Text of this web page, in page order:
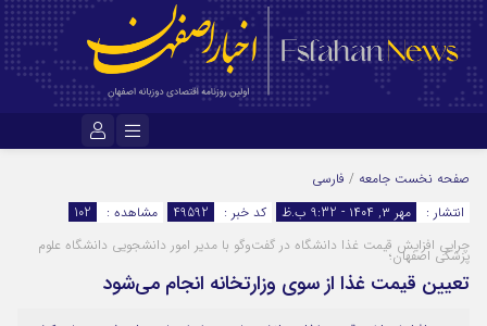
رمز عبور
صفحه نخست جامعه / فارسی
انتشار :
مهر ۳, ۱۴۰۴ - 9:32 ب.ظ کد خبر : 49592 مشاهده :
102
چراییِ افزایش قیمت غذا دانشگاه در گفت‌وگو با مدیر امور دانشجویی دانشگاه علوم
پزشکی اصفهان؛
تعیین قیمت غذا از سوی وزارتخانه انجام می‌شود